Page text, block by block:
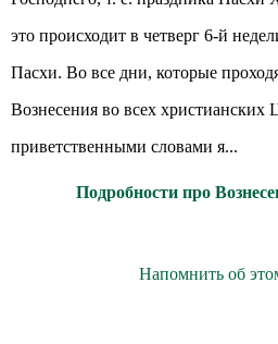
это происходит в четверг 6-й
Пасхи. Во все дни, которые
Вознесения во всех христианских
приветственными словами я...
Подробности про
Напомнить об